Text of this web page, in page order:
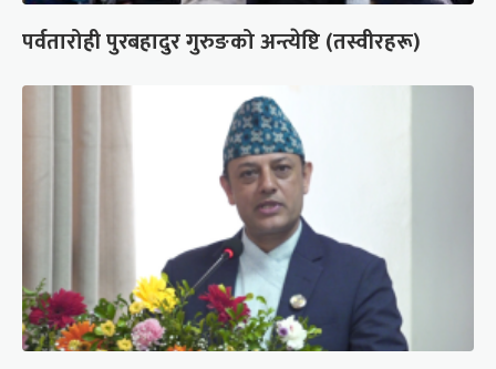
पर्वतारोही पुरबहादुर गुरुङको अन्त्येष्टि (तस्वीरहरू)